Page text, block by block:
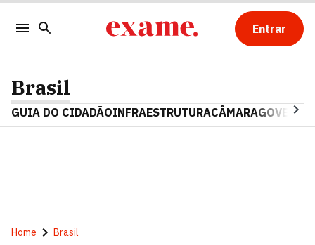
Entrar
Brasil
GUIA DO CIDADÃOINFRAESTRUTURACÂMARAGOVERNO
Home Brasil